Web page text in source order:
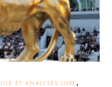
ET ANALYSES LUXE ,